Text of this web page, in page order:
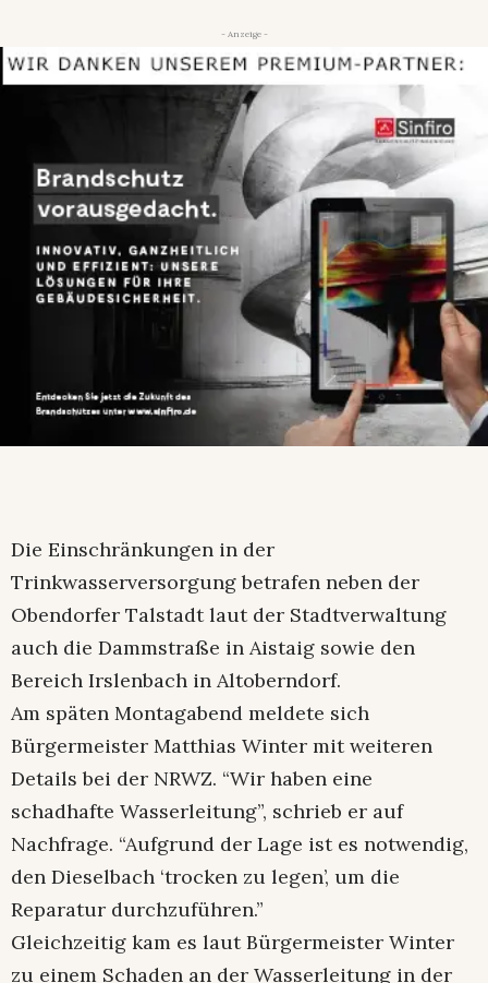
- Anzeige -
Die Einschränkungen in der
Trinkwasserversorgung betrafen neben der
Obendorfer Talstadt laut der Stadtverwaltung
auch die Dammstraße in Aistaig sowie den
Bereich Irslenbach in Altoberndorf.
Am späten Montagabend meldete sich
Bürgermeister Matthias Winter mit weiteren
Details bei der NRWZ. “Wir haben eine
schadhafte Wasserleitung”, schrieb er auf
Nachfrage. “Aufgrund der Lage ist es notwendig,
den Dieselbach ‘trocken zu legen’, um die
Reparatur durchzuführen.”
Gleichzeitig kam es laut Bürgermeister Winter
zu einem Schaden an der Wasserleitung in der